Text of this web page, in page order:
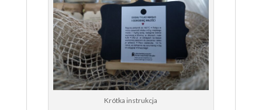
Krótka instrukcja